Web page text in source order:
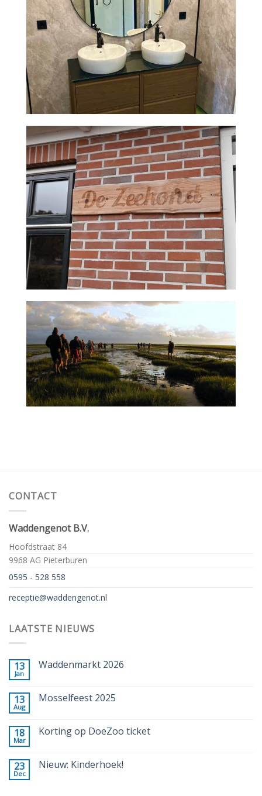
CONTACT
Waddengenot B.V.
Hoofdstraat 84
9968 AG Pieterburen
0595 - 528 558
receptie@waddengenot.nl
LAATSTE NIEUWS
13
Jan
Waddenmarkt 2026
13
Aug
Mosselfeest 2025
18
Mar
Korting op DoeZoo ticket
23
Dec
Nieuw: Kinderhoek!